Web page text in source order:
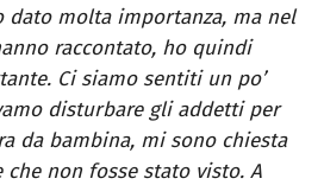
dato molta importanza, ma nel
raccontato, ho quindi
Ci siamo sentiti un po’
disturbare gli addetti per
da bambina, mi sono chiesta
non fosse stato visto. A